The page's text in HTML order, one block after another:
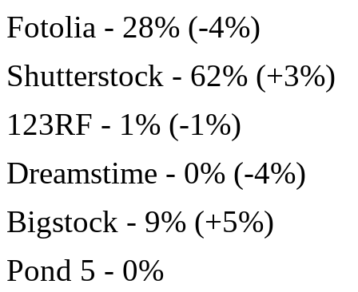
Fotolia - 28% (-4%)
Shutterstock - 62% (+3%)
123RF - 1% (-1%)
Dreamstime - 0% (-4%)
Bigstock - 9% (+5%)
Pond 5 - 0%